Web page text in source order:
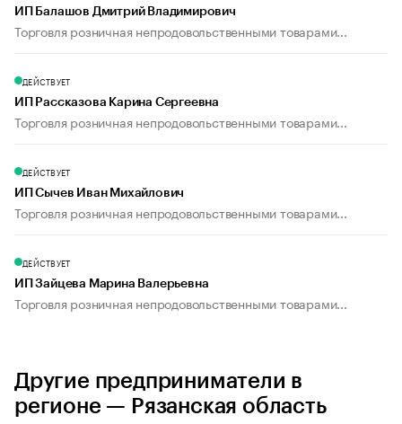
ИП Балашов Дмитрий Владимирович
Торговля розничная непродовольственными товарами...
ДЕЙСТВУЕТ
ИП Рассказова Карина Сергеевна
Торговля розничная непродовольственными товарами...
ДЕЙСТВУЕТ
ИП Сычев Иван Михайлович
Торговля розничная непродовольственными товарами...
ДЕЙСТВУЕТ
ИП Зайцева Марина Валерьевна
Торговля розничная непродовольственными товарами...
Другие предприниматели в
регионе — Рязанская область